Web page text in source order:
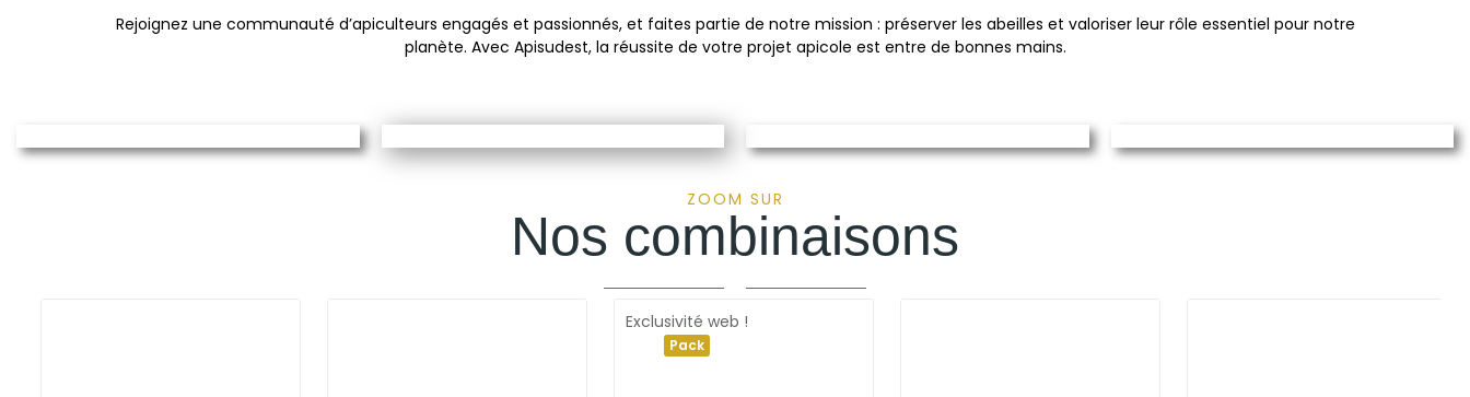
Rejoignez une communauté d’apiculteurs engagés et passionnés, et faites partie de notre mission : préserver les abeilles et valoriser leur rôle essentiel pour notre
planète. Avec Apisudest, la réussite de votre projet apicole est entre de bonnes mains.
l'apiculteur
ZOOM SUR
Nos combinaisons
Exclusivité web !
Pack